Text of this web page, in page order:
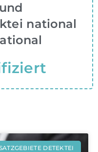
national
DETEKTEI